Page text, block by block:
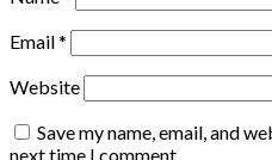
Email*
Website
Save my name, email, and
next time I comment.